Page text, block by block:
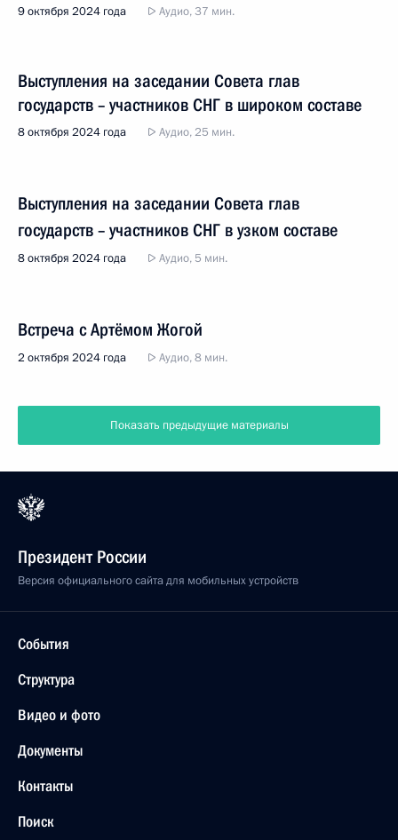
9 октября 2024 года Аудио, 37 мин.
Выступления на заседании Совета глав
государств – участников СНГ в широком составе
8 октября 2024 года Аудио, 25 мин.
Выступления на заседании Совета глав
государств – участников СНГ в узком составе
8 октября 2024 года Аудио, 5 мин.
Встреча с Артёмом Жогой
2 октября 2024 года Аудио, 8 мин.
Показать предыдущие материалы
Президент России
Версия официального сайта для мобильных устройств
События
Структура
Видео и фото
Документы
Контакты
Поиск